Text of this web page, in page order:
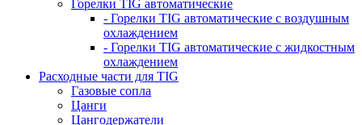
Горелки TIG автоматические
- Горелки TIG автоматические с воздушным
охлаждением
- Горелки TIG автоматические с жидкостным
охлаждением
Расходные части для TIG
Газовые сопла
Цанги
Цангодержатели